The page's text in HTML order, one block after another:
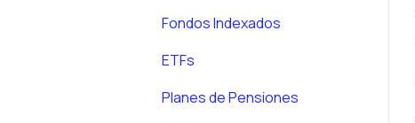
Fondos Indexados
ETFs
Planes de Pensiones